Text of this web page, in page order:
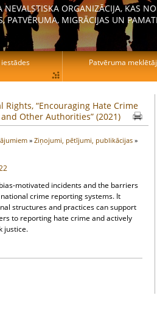
“Encouraging Hate Crime
Other Authorities” (2021)
» Ziņojumi, pētījumi, publikācijas »
motivated incidents and the barriers
crime reporting systems. It
structures and practices can support
to reporting hate crime and actively
justice.
ORGANIZĀCIJA, KAS
MIGRĀCIJAS UN
Patvēruma